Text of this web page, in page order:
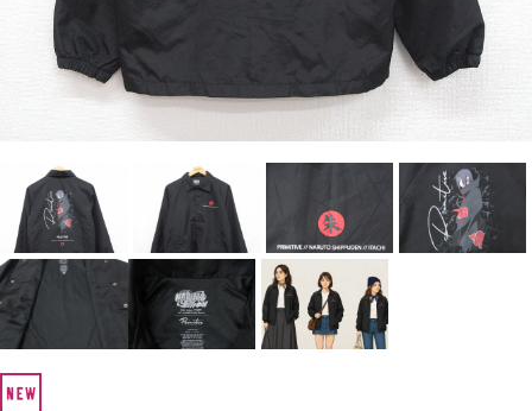
Search by Brand
ラルフ ローレン ザ・ノース・フェイ
ス
チャンピオン
パタゴニア
カーハート ディッキーズ
アディダス ナイキ
リーバイス ラッセル・アスレチ
ック